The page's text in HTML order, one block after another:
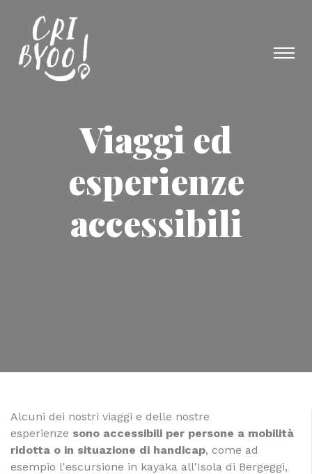
Viaggi ed
esperienze
accessibili
Alcuni dei nostri viaggi e delle nostre
esperienze sono accessibili per persone a mobilità
ridotta o in situazione di handicap, come ad
esempio l'escursione in kayaka all'Isola di Bergeggi,